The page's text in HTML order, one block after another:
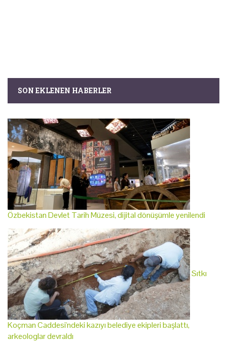
SON EKLENEN HABERLER
Özbekistan Devlet Tarih Müzesi, dijital dönüşümle yenilendi
Sıtkı
Koçman Caddesi'ndeki kazıyı belediye ekipleri başlattı,
arkeologlar devraldı